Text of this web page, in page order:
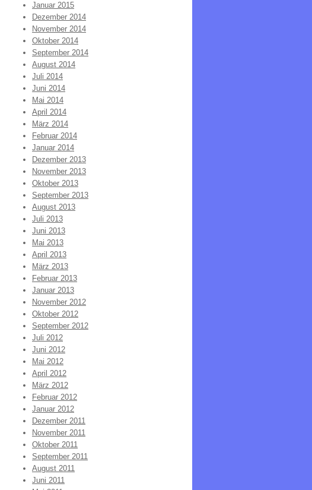
Januar 2015
Dezember 2014
November 2014
Oktober 2014
September 2014
August 2014
Juli 2014
Juni 2014
Mai 2014
April 2014
März 2014
Februar 2014
Januar 2014
Dezember 2013
November 2013
Oktober 2013
September 2013
August 2013
Juli 2013
Juni 2013
Mai 2013
April 2013
März 2013
Februar 2013
Januar 2013
November 2012
Oktober 2012
September 2012
Juli 2012
Juni 2012
Mai 2012
April 2012
März 2012
Februar 2012
Januar 2012
Dezember 2011
November 2011
Oktober 2011
September 2011
August 2011
Juni 2011